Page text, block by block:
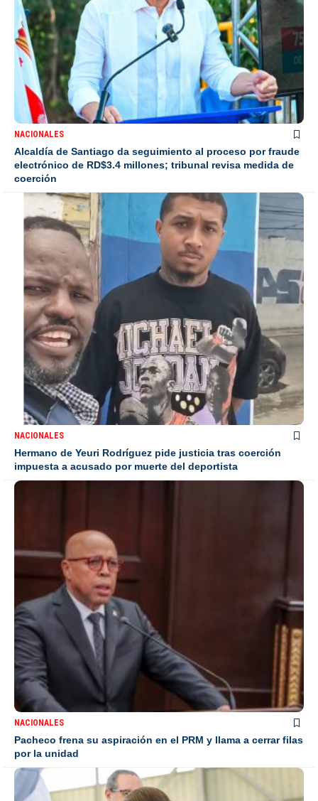
NACIONALES
Alcaldía de Santiago da seguimiento al proceso por fraude
electrónico de RD$3.4 millones; tribunal revisa medida de
coerción
NACIONALES
Hermano de Yeuri Rodríguez pide justicia tras coerción
impuesta a acusado por muerte del deportista
NACIONALES
Pacheco frena su aspiración en el PRM y llama a cerrar filas
por la unidad